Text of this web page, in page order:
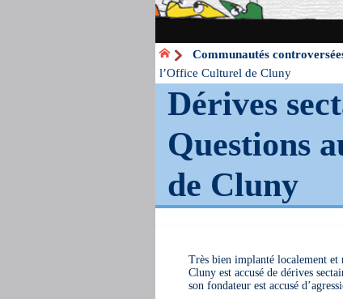
Communautés
l’Office Culturel de Cluny
Dérives
Questions
de Cluny
Très bien implanté localement
Cluny est accusé de dérives
son fondateur est accusé